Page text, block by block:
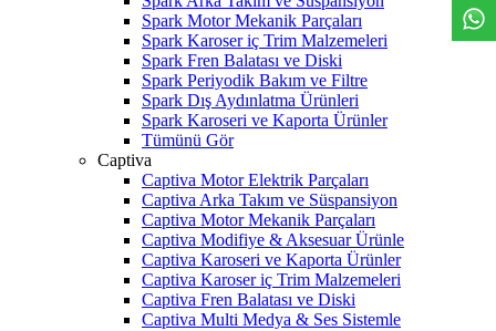
Spark Motor Mekanik Parçaları
Spark Karoser iç Trim Malzemeleri
Spark Fren Balatası ve Diski
Spark Periyodik Bakım ve Filtre
Spark Dış Aydınlatma Ürünleri
Spark Karoseri ve Kaporta Ürünler
Tümünü Gör
Captiva
Captiva Motor Elektrik Parçaları
Captiva Arka Takım ve Süspansiyon
Captiva Motor Mekanik Parçaları
Captiva Modifiye & Aksesuar Ürünle
Captiva Karoseri ve Kaporta Ürünler
Captiva Karoser iç Trim Malzemeleri
Captiva Fren Balatası ve Diski
Captiva Multi Medya & Ses Sistemle